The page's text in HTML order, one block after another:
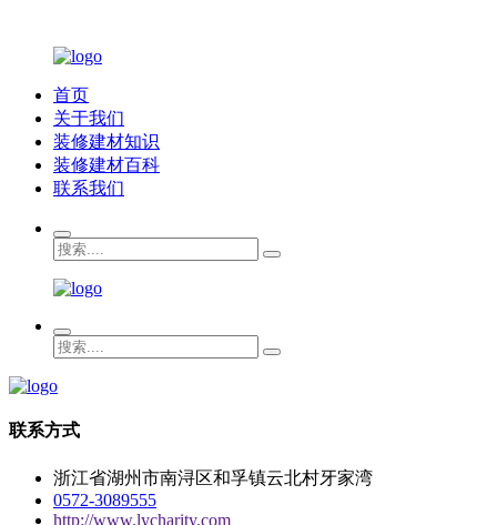
首页
关于我们
装修建材知识
装修建材百科
联系我们
联系方式
浙江省湖州市南浔区和孚镇云北村牙家湾
0572-3089555
http://www.lycharity.com